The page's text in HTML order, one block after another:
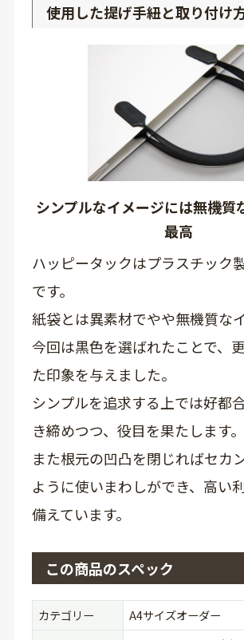
使用した提げ手紐と取り付け
シンプルなイメージには無機質
最高
ハッピータックはプラスチック
です。
紙袋とは異素材でやや無機質な
今回は黒色を選ばれたことで、
た印象を与えました。
シンプルを追求する上では好都
き締めつつ、役目を果たします。
また根元の凹凸を閉じればセカ
ように使いまわしができ、高い
備えています。
この商品のスペック
カテゴリー
A4サイズオーダー